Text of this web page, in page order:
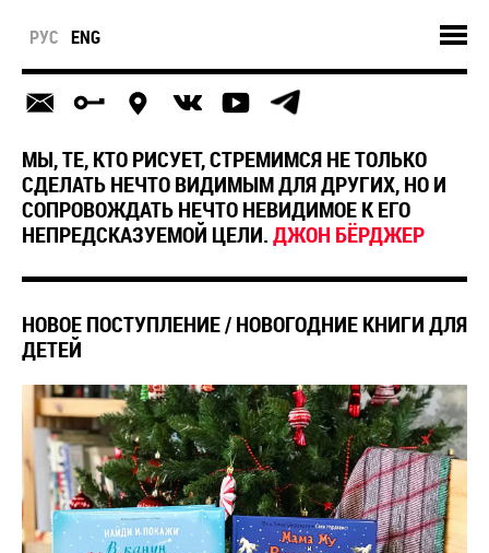
РУС ENG
МЫ, ТЕ, КТО РИСУЕТ, СТРЕМИМСЯ НЕ ТОЛЬКО
СДЕЛАТЬ НЕЧТО ВИДИМЫМ ДЛЯ ДРУГИХ, НО И
СОПРОВОЖДАТЬ НЕЧТО НЕВИДИМОЕ К ЕГО
НЕПРЕДСКАЗУЕМОЙ ЦЕЛИ.ДЖОН БЁРДЖЕР
НОВОЕ ПОСТУПЛЕНИЕ / НОВОГОДНИЕ КНИГИ ДЛЯ
ДЕТЕЙ